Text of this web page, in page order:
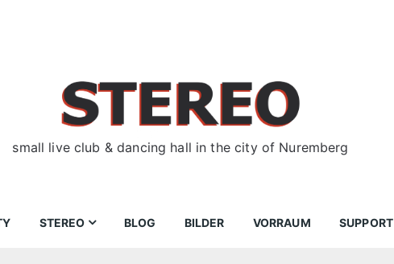
small live club & dancing hall in the city of Nuremberg
STEREO BLOG BILDER VORRAUM SUPPORT